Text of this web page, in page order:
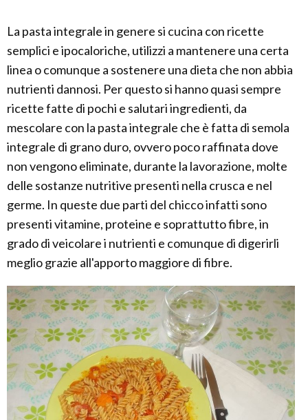
La pasta integrale in genere si cucina con ricette
semplici e ipocaloriche, utilizzi a mantenere una certa
linea o comunque a sostenere una dieta che non abbia
nutrienti dannosi. Per questo si hanno quasi sempre
ricette fatte di pochi e salutari ingredienti, da
mescolare con la pasta integrale che è fatta di semola
integrale di grano duro, ovvero poco raffinata dove
non vengono eliminate, durante la lavorazione, molte
delle sostanze nutritive presenti nella crusca e nel
germe. In queste due parti del chicco infatti sono
presenti vitamine, proteine e soprattutto fibre, in
grado di veicolare i nutrienti e comunque di digerirli
meglio grazie all'apporto maggiore di fibre.